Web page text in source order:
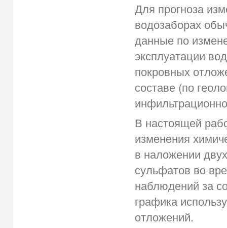
Для прогноза
водозаборах
данные по
эксплуатации
покровных
составе (по
В настоящей
изменения
в наложении
сульфатов во
наблюдений за
графика
отложений.